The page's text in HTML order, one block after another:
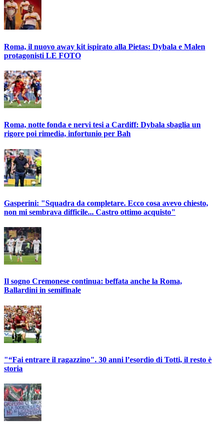
Roma, il nuovo away kit ispirato alla Pietas: Dybala e Malen
protagonisti LE FOTO
Roma, notte fonda e nervi tesi a Cardiff: Dybala sbaglia un
rigore poi rimedia, infortunio per Bah
Gasperini: "Squadra da completare. Ecco cosa avevo chiesto,
non mi sembrava difficile... Castro ottimo acquisto"
Il sogno Cremonese continua: beffata anche la Roma,
Ballardini in semifinale
"“Fai entrare il ragazzino". 30 anni l’esordio di Totti, il resto è
storia